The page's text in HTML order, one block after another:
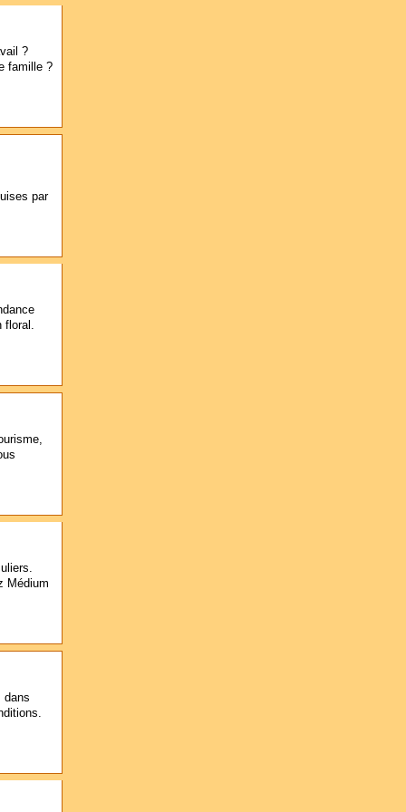
?
famille ?
par
floral.
Médium
dans